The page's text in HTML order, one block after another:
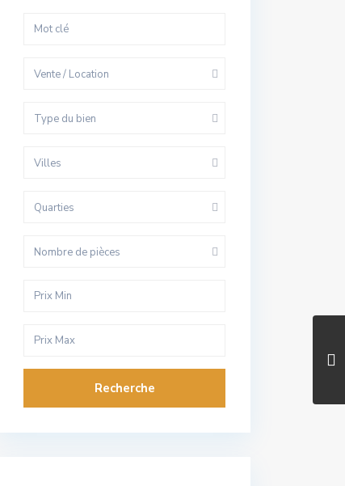
Vente / Location
Type du bien
Villes
Quarties
Nombre de pièces
Recherche